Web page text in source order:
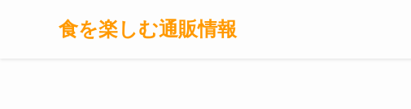
食を楽しむ通販情報